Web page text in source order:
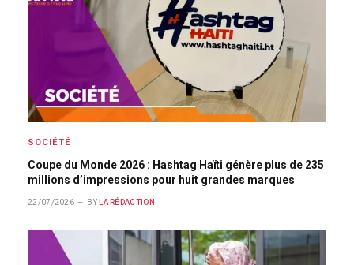
SOCIÉTÉ
Coupe du Monde 2026 : Hashtag Haïti génère plus de 235
millions d’impressions pour huit grandes marques
22/07/2026 BY LA RÉDACTION